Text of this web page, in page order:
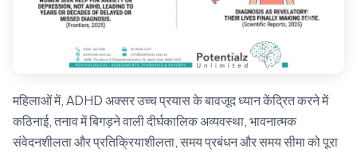
महिलाओं में, ADHD अक्सर उच्च प्रयास के बावजूद ध्यान केंद्रित करने में
कठिनाई, तनाव में बिगड़ने वाली दीर्घकालिक अव्यवस्था, भावनात्मक
संवेदनशीलता और प्रतिक्रियाशीलता, समय प्रबंधन और समय सीमा को पूरा